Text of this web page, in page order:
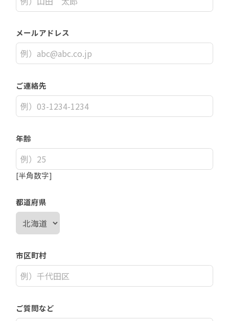
メールアドレス
ご連絡先
年齢
[半角数字]
都道府県
市区町村
ご質問など